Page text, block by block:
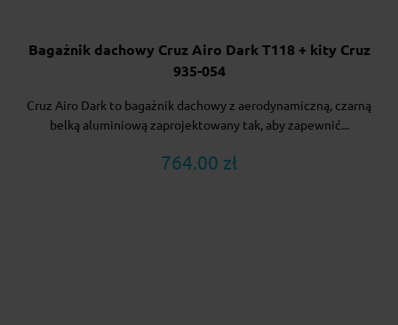
Bagażnik dachowy Cruz Airo Dark T118 + kity Cruz
935-054
Cruz Airo Dark to bagażnik dachowy z aerodynamiczną, czarną
belką aluminiową zaprojektowany tak, aby zapewnić...
764.00 zł